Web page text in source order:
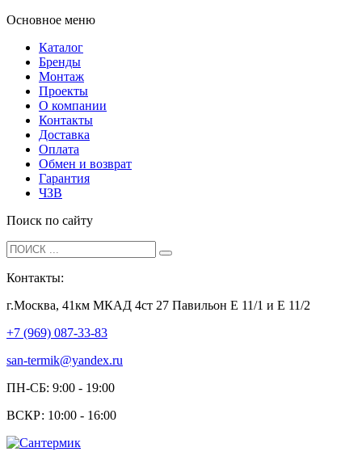
Основное меню
Каталог
Бренды
Монтаж
Проекты
О компании
Контакты
Доставка
Оплата
Обмен и возврат
Гарантия
ЧЗВ
Поиск по сайту
Контакты:
г.Москва, 41км МКАД 4ст 27 Павильон Е 11/1 и Е 11/2
+7 (969) 087-33-83
san-termik@yandex.ru
ПН-СБ: 9:00 - 19:00
ВСКР: 10:00 - 16:00